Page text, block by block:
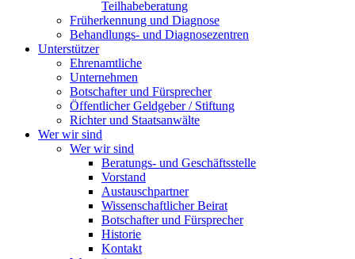
Teilhabeberatung
Früherkennung und Diagnose
Behandlungs- und Diagnosezentren
Unterstützer
Ehrenamtliche
Unternehmen
Botschafter und Fürsprecher
Öffentlicher Geldgeber / Stiftung
Richter und Staatsanwälte
Wer wir sind
Wer wir sind
Beratungs- und Geschäftsstelle
Vorstand
Austauschpartner
Wissenschaftlicher Beirat
Botschafter und Fürsprecher
Historie
Kontakt